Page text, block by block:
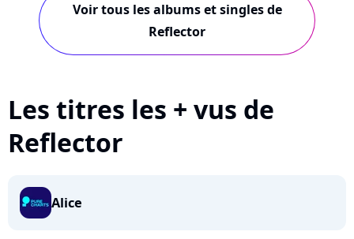
Voir tous les albums et singles de
Reflector
Les titres les + vus de
Reflector
Alice